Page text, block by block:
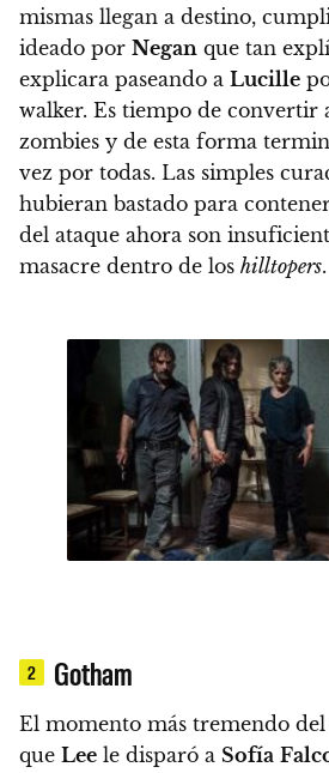
mismas llegan a destino,
ideado por Negan que tan
explicara paseando a Lucille
walker. Es tiempo de convertir
zombies y de esta forma
vez por todas. Las simples
hubieran bastado para
del ataque ahora son
masacre dentro de los hilltopers.
2 Gotham
El momento más tremendo
que Lee le disparó a Sofía